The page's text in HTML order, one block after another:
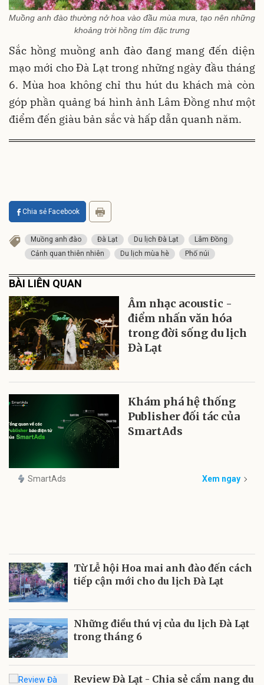
Muồng anh đào thường nở hoa vào đầu mùa mưa, tạo nên những
khoảng trời hồng tím đặc trưng
Sắc hồng muồng anh đào đang mang đến diện
mạo mới cho Đà Lạt trong những ngày đầu tháng
6. Mùa hoa không chỉ thu hút du khách mà còn
góp phần quảng bá hình ảnh Lâm Đồng như một
điểm đến giàu bản sắc và hấp dẫn quanh năm.
Chia sẻ Facebook
Muồng anh đào Đà Lạt Du lịch Đà Lạt
Lâm Đồng
Cảnh quan thiên nhiên
Du lịch mùa hè Phố núi
BÀI LIÊN QUAN
Âm nhạc acoustic -
điểm nhấn văn hóa
trong đời sống du lịch
Đà Lạt
Khám phá hệ thống
Publisher đối tác của
SmartAds
SmartAds Xem ngay
Từ Lễ hội Hoa mai anh đào đến cách
tiếp cận mới cho du lịch Đà Lạt
Những điều thú vị của du lịch Đà Lạt
trong tháng 6
Review Đà Lạt - Chia sẻ cẩm nang du